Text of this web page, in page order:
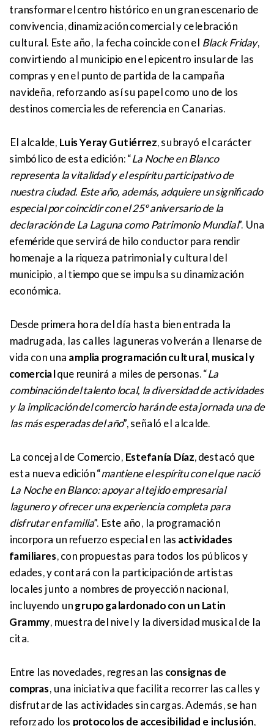
transformar el centro histórico en un gran escenario de
convivencia, dinamización comercial y celebración
cultural. Este año, la fecha coincide con el Black Friday,
convirtiendo al municipio en el epicentro insular de las
compras y en el punto de partida de la campaña
navideña, reforzando así su papel como uno de los
destinos comerciales de referencia en Canarias.
El alcalde, Luis Yeray Gutiérrez, subrayó el carácter
simbólico de esta edición: “La Noche en Blanco
representa la vitalidad y el espíritu participativo de
nuestra ciudad. Este año, además, adquiere un significado
especial por coincidir con el 25º aniversario de la
declaración de La Laguna como Patrimonio Mundial”. Una
efeméride que servirá de hilo conductor para rendir
homenaje a la riqueza patrimonial y cultural del
municipio, al tiempo que se impulsa su dinamización
económica.
Desde primera hora del día hasta bien entrada la
madrugada, las calles laguneras volverán a llenarse de
vida con una amplia programación cultural, musical y
comercialque reunirá a miles de personas. “La
combinación del talento local, la diversidad de actividades
y la implicación del comercio harán de esta jornada una de
las más esperadas del año”, señaló el alcalde.
La concejal de Comercio, Estefanía Díaz, destacó que
esta nueva edición “mantiene el espíritu con el que nació
La Noche en Blanco: apoyar al tejido empresarial
lagunero y ofrecer una experiencia completa para
disfrutar en familia”. Este año, la programación
incorpora un refuerzo especial en las actividades
familiares, con propuestas para todos los públicos y
edades, y contará con la participación de artistas
locales junto a nombres de proyección nacional,
incluyendo ungrupo galardonado con un Latin
Grammy, muestra del nivel y la diversidad musical de la
cita.
Entre las novedades, regresan las consignas de
compras, una iniciativa que facilita recorrer las calles y
disfrutar de las actividades sin cargas. Además, se han
reforzado los protocolos de accesibilidad e inclusión,